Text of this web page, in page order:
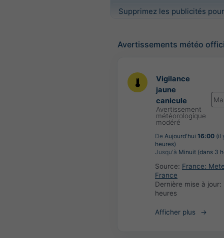
Supprimez les publicités
Avertissements météo
Vigilance
jaune
canicule
Avertissement
météorologique
modéré
De Aujourd'hui 16:00 (il
heures)
Jusqu'à Minuit (dans 3
Source: France:
France
Dernière mise à jour:
heures
Afficher plus